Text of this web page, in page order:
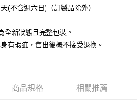
含以上)免運費
(不含週六日)（訂製品除外）
全新狀態且完整包裝。
有瑕疵，售出後概不接受退換。
商品規格 相關推薦